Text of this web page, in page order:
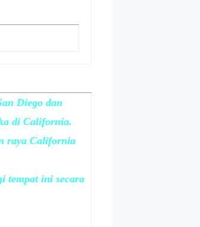
Diego dan
di California.
raya California
tempat ini secara